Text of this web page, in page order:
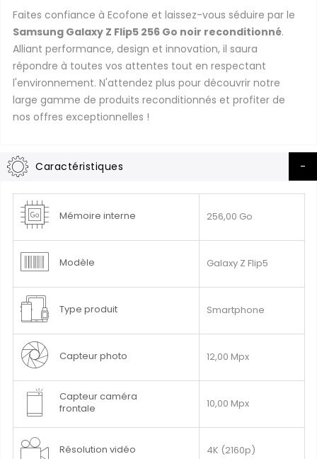
Faites confiance à Ecofone et laissez-vous séduire par le
Samsung Galaxy Z Flip5 256 Go noir reconditionné.
Alliant performance, design et innovation, il saura
répondre à toutes vos attentes tout en respectant
l'environnement. N'attendez plus pour découvrir notre
large gamme de produits reconditionnés et profiter de
nos offres exceptionnelles !
Caractéristiques
Plus
d’informationMémoire interne 256,00 Go
Modèle Galaxy Z Flip5
Type produit Smartphone
Capteur photo 12,00 Mpx
Capteur caméra
frontale
10,00 Mpx
Résolution vidéo 4K (2160p)